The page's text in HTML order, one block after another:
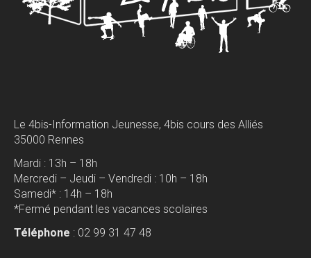
Le 4bis-Information Jeunesse, 4bis cours des Alliés
35000 Rennes
Mardi : 13h – 18h
Mercredi – Jeudi – Vendredi : 10h – 18h
Samedi* : 14h – 18h
*Fermé pendant les vacances scolaires
Téléphone : 02 99 31 47 48